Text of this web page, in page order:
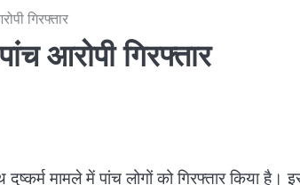
गिरफ्तार
आरोपी गिरफ्तार
मामले में पांच लोगों को गिरफ्तार किया है।